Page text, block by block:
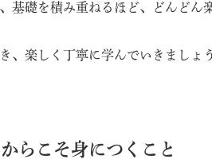
基礎を積み重ねるほど、どんどん
、楽しく丁寧に学んでいきましょ
らこそ身につくこと